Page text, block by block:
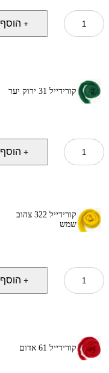
כמות
קורידייל
+הוסף
קורידייל 31 ירוק יער
כמות
קורידייל
+הוסף
קורידייל 322 צהוב
שמש
כמות
קורידייל
+הוסף
קורידייל 61 אדום